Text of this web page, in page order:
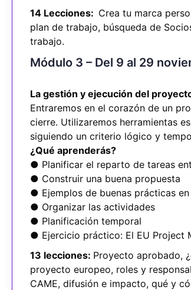
14 Lecciones: Crea tu marca
plan de trabajo, búsqueda de
trabajo.
Módulo 3 – Del 9 al 29
La gestión y ejecución del
Entraremos en el corazón de un
cierre. Utilizaremos herramientas
siguiendo un criterio lógico y
¿Qué aprenderás?
● Planificar el reparto de tareas
● Construir una buena propuesta
● Ejemplos de buenas prácticas
● Organizar las actividades
● Planificación temporal
● Ejercicio práctico: El EU Project
13 lecciones: Proyecto aprobado,
proyecto europeo, roles y
CAME, difusión e impacto, qué y